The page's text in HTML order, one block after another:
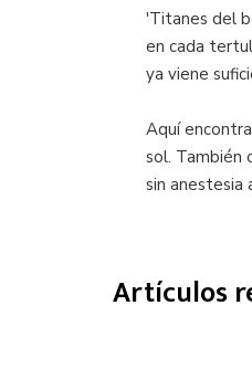
'Titanes del
en cada
ya viene
Aquí
sol. También
sin anestesia
Artículos